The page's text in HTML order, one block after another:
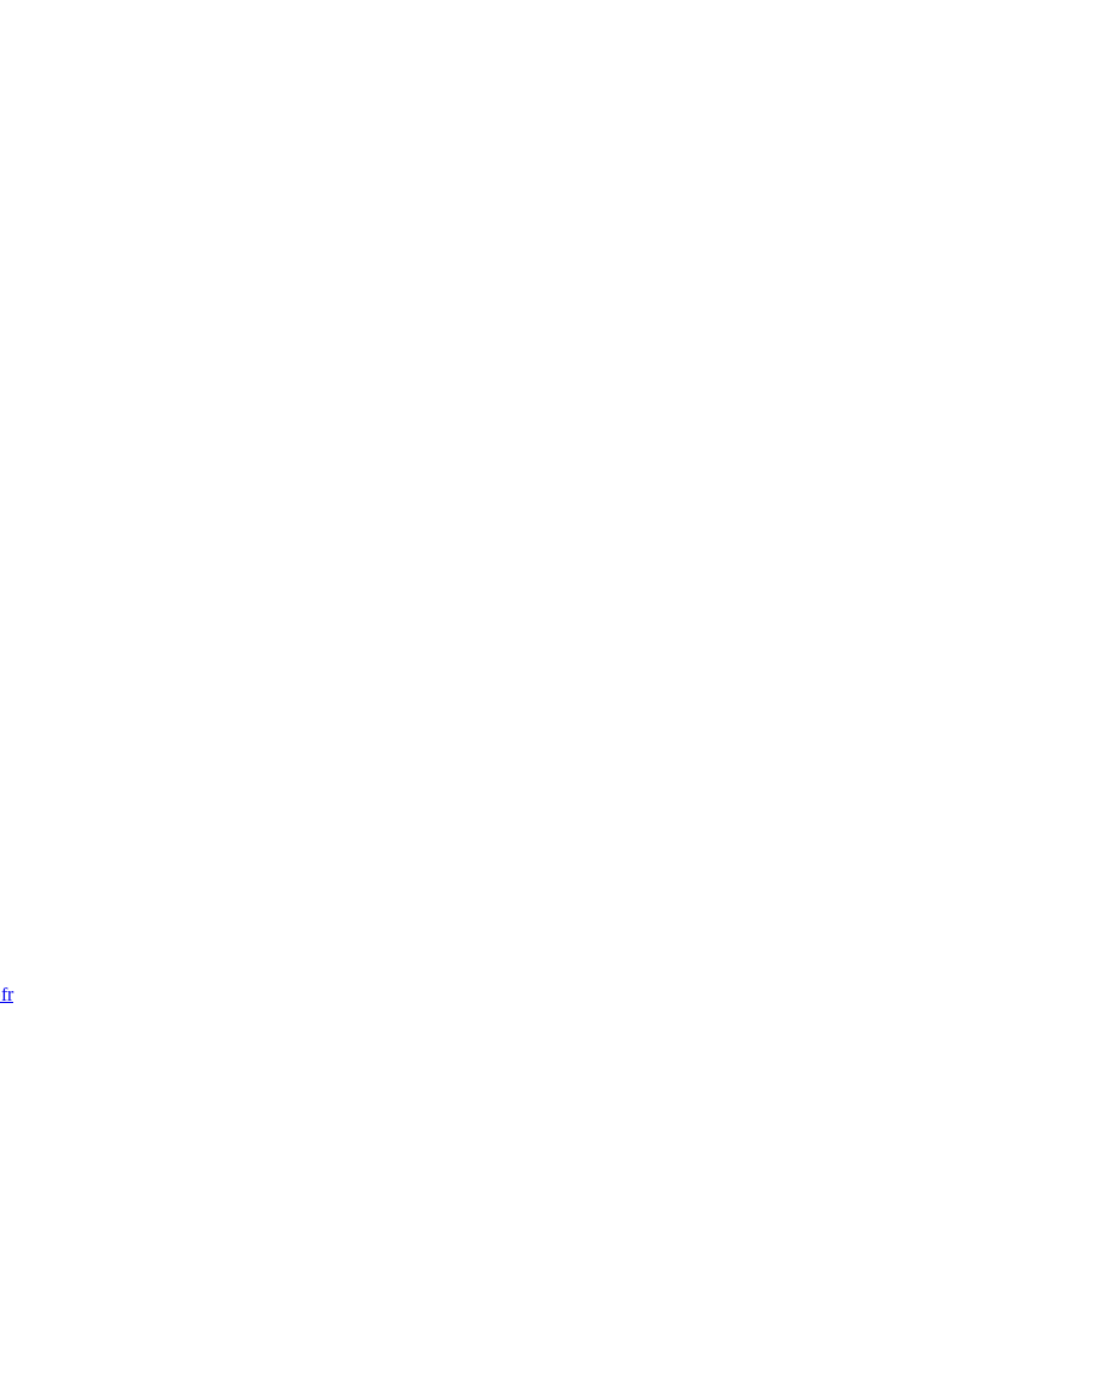
قلمو زبان گربه ای دسته بلند رهاورد سری 1075fr